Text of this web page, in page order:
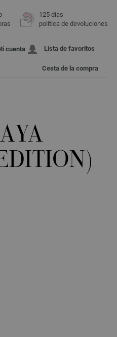
125 días
política de devoluciones
cuenta Lista de favoritos
Cesta de la compra